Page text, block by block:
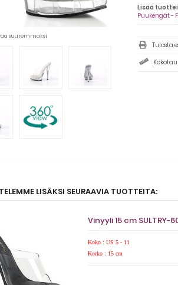
suuremmaksi
Lisää
Puukengät -
Tulosta
LISÄKSI SEURAAVIA TUOTTEITA:
Vinyyli 15 cm
Koko : US 5 - 11
Korko : 15 cm